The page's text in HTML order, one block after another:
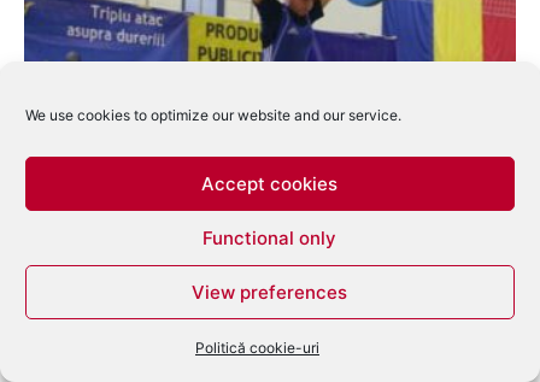
We use cookies to optimize our website and our service.
Accept cookies
Functional only
View preferences
Politică cookie-uri
Haltere: Monica Csengeri, medaliată cu
bronz la Europenele de seniori de...
aprilie 11, 2015